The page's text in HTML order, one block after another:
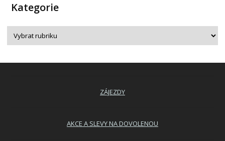
Kategorie
ZÁJEZDY
AKCE A SLEVY NA DOVOLENOU